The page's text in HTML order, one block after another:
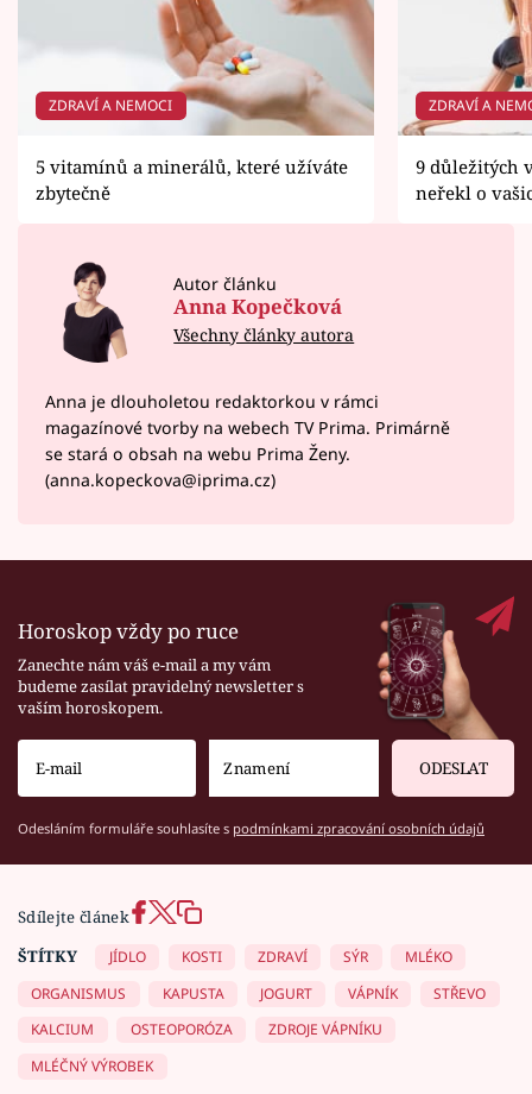
ZDRAVÍ A NEMOCI
5 vitamínů a minerálů, které užíváte
zbytečně
ZDRAVÍ A
9 důležitých
neřekl o
Autor článku
Anna Kopečková
Všechny články autora
Anna je dlouholetou redaktorkou v rámci
magazínové tvorby na webech TV Prima. Primárně
se stará o obsah na webu Prima Ženy.
(anna.kopeckova@iprima.cz)
Horoskop vždy po ruce
Zanechte nám váš e-mail a my vám
budeme zasílat pravidelný newsletter s
vaším horoskopem.
ODESLAT
Odesláním formuláře souhlasíte s podmínkami zpracování osobních údajů
Sdílejte článek
ŠTÍTKY
JÍDLO KOSTI ZDRAVÍ SÝR
MLÉKO
ORGANISMUS
KAPUSTA JOGURT VÁPNÍK
STŘEVO
KALCIUM
OSTEOPORÓZA
ZDROJE VÁPNÍKU
MLÉČNÝ VÝROBEK